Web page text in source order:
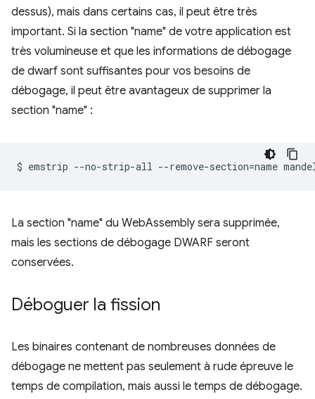
dessus), mais dans certains cas, il peut être très
important. Si la section "name" de votre application est
très volumineuse et que les informations de débogage
de dwarf sont suffisantes pour vos besoins de
débogage, il peut être avantageux de supprimer la
section "name" :
$ emstrip --no-strip-all --remove-section=name
La section "name" du WebAssembly sera supprimée,
mais les sections de débogage DWARF seront
conservées.
Déboguer la fission
Les binaires contenant de nombreuses données de
débogage ne mettent pas seulement à rude épreuve le
temps de compilation, mais aussi le temps de débogage.